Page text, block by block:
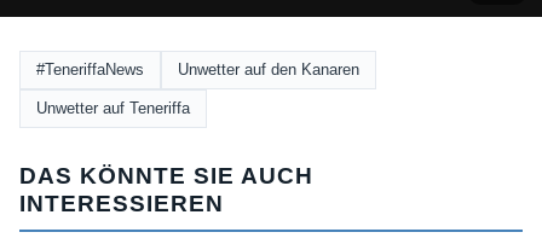
#TeneriffaNews Unwetter auf den Kanaren
Unwetter auf Teneriffa
DAS KÖNNTE SIE AUCH
INTERESSIEREN